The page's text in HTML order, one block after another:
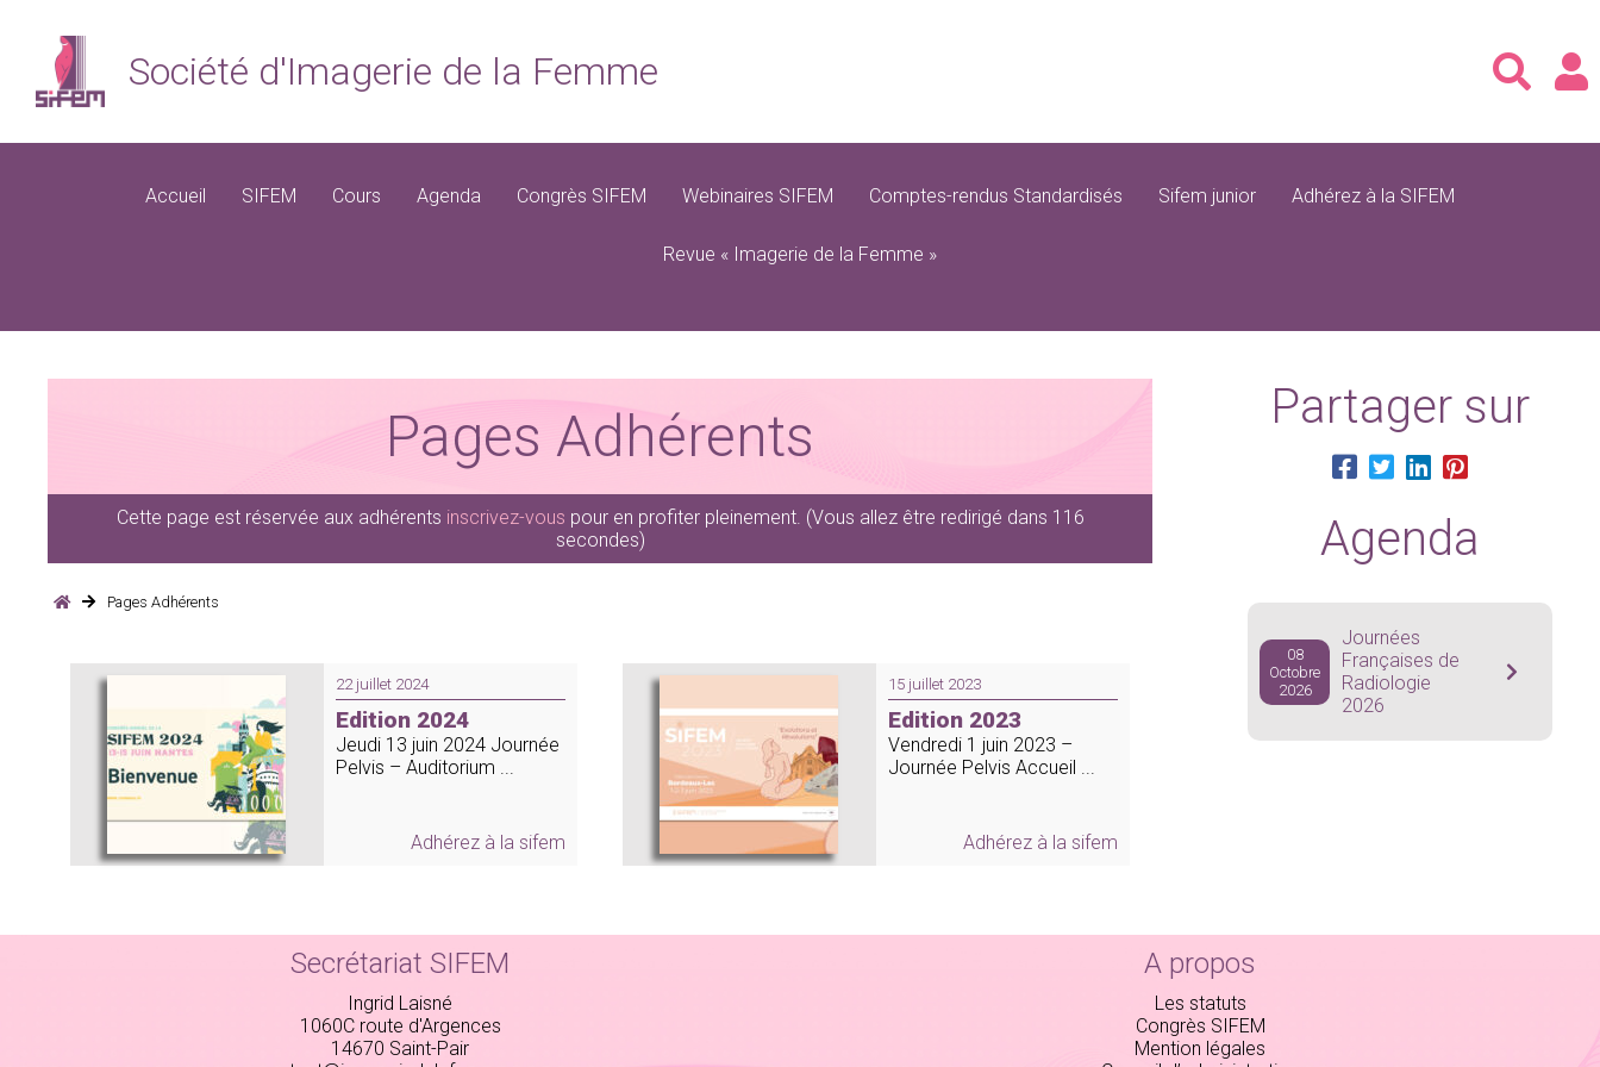
Société d'Imagerie de la Femme
Accueil SIFEM Cours Agenda Congrès SIFEM Webinaires SIFEM Comptes-rendus Standardisés Sifem junior Adhérez à la SIFEM
Revue « Imagerie de la Femme »
Pages Adhérents
Cette page est réservée aux adhérents inscrivez-vous pour en profiter pleinement. (Vous allez être redirigé dans 116
secondes)
Pages Adhérents
22 juillet 2024
Edition 2024
Jeudi 13 juin 2024 Journée
Pelvis – Auditorium ...
Adhérez à la sifem
15 juillet 2023
Edition 2023
Vendredi 1 juin 2023 –
Journée Pelvis Accueil ...
Adhérez à la sifem
Partager sur
Agenda
08
Octobre
2026
Journées
Françaises de
Radiologie
2026
Secrétariat SIFEM
Ingrid Laisné
1060C route d'Argences
14670 Saint-Pair
A propos
Les statuts
Congrès SIFEM
Mention légales